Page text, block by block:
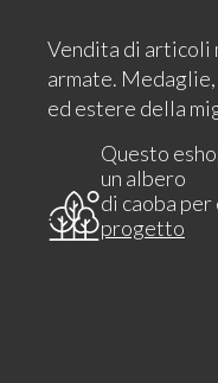
Vendita di
armate.
ed estere della
Questo
un albero
di caoba
progetto